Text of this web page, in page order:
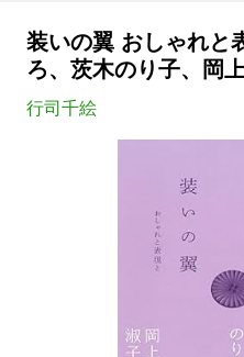
装いの翼 おしゃれと
ろ、茨木のり子、岡
行司千絵